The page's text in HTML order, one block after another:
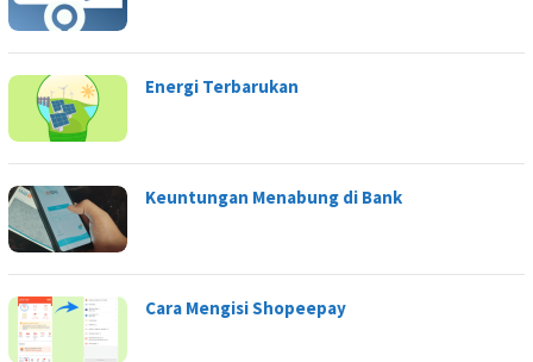
Energi Terbarukan
Keuntungan Menabung di Bank
Cara Mengisi Shopeepay